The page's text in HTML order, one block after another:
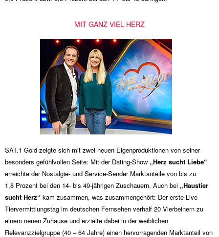
MIT GANZ VIEL HERZ
SAT.1 Gold zeigte sich mit zwei neuen Eigenproduktionen von seiner
besonders gefühlvollen Seite: Mit der Dating-Show „Herz sucht Liebe“
erreichte der Nostalgie- und Service-Sender Marktanteile von bis zu
1,8 Prozent bei den 14- bis 49-jährigen Zuschauern. Auch bei „Haustier
sucht Herz“ kam zusammen, was zusammengehört: Der erste Live-
Tiervermittlungstag im deutschen Fernsehen verhalf 20 Vierbeinern zu
einem neuen Zuhause und erzielte dabei in der weiblichen
Relevanzzielgruppe (40 – 64 Jahre) einen hervorragenden Marktanteil von